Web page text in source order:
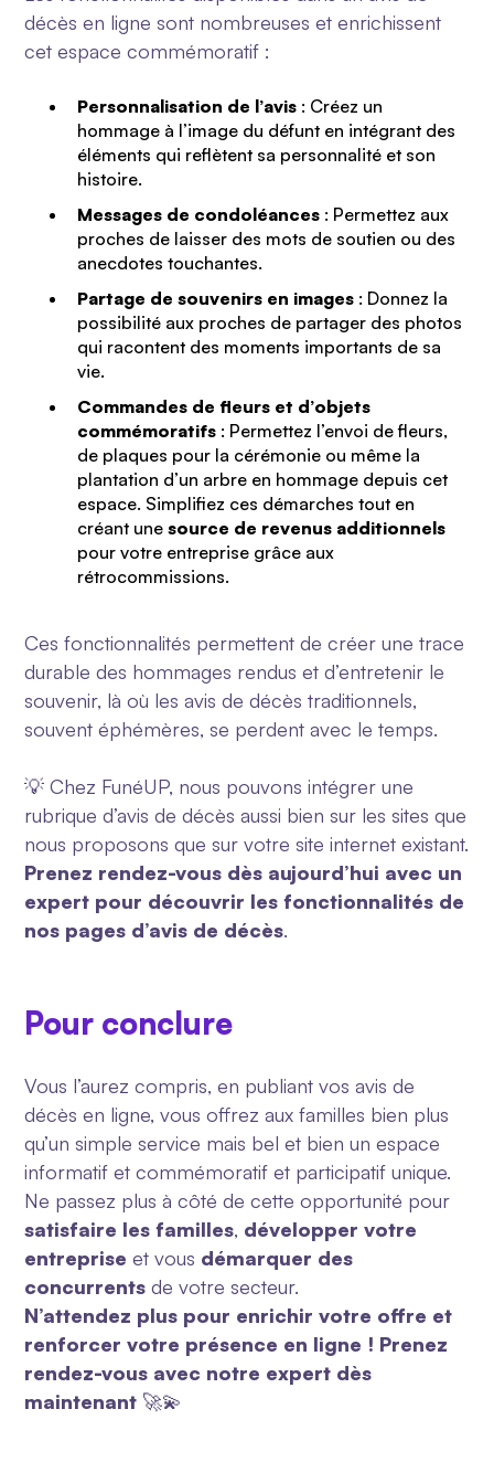
décès en ligne sont nombreuses et enrichissent
cet espace commémoratif :
Personnalisation de l’avis : Créez un
hommage à l’image du défunt en intégrant des
éléments qui reflètent sa personnalité et son
histoire.
Messages de condoléances : Permettez aux
proches de laisser des mots de soutien ou des
anecdotes touchantes.
Partage de souvenirs en images : Donnez la
possibilité aux proches de partager des photos
qui racontent des moments importants de sa
vie.
Commandes de fleurs et d’objets
commémoratifs : Permettez l’envoi de fleurs,
de plaques pour la cérémonie ou même la
plantation d’un arbre en hommage depuis cet
espace. Simplifiez ces démarches tout en
créant unesource de revenus additionnels
pour votre entreprise grâce aux
rétrocommissions.
Ces fonctionnalités permettent de créer une trace
durable des hommages rendus et d’entretenir le
souvenir, là où les avis de décès traditionnels,
souvent éphémères, se perdent avec le temps.
💡Chez FunéUP, nous pouvons intégrer une
rubrique d’avis de décès aussi bien sur les sites que
nous proposons que sur votre site internet existant.
Prenez rendez-vous dès aujourd’hui avec un
expert pour découvrir les fonctionnalités de
nos pages d’avis de décès.
Pour conclure
Vous l’aurez compris, en publiant vos avis de
décès en ligne, vous offrez aux familles bien plus
qu’un simple service mais bel et bien un espace
informatif et commémoratif et participatif unique.
Ne passez plus à côté de cette opportunité pour
satisfaire les familles, développer votre
entreprise et vous démarquer des
concurrents de votre secteur.
N’attendez plus pour enrichir votre offre et
renforcer votre présence en ligne ! Prenez
rendez-vous avec notre expert dès
maintenant 🚀💫